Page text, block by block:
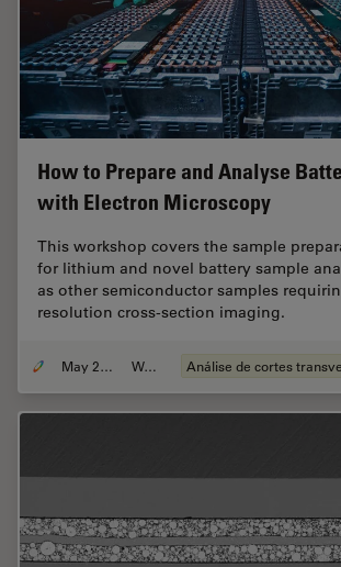
How to Prepare and Analyse
with Electron Microscopy
This workshop covers the sample
for lithium and novel battery sample
as other semiconductor samples
resolution cross-section imaging.
May 25, 2023 Webinar